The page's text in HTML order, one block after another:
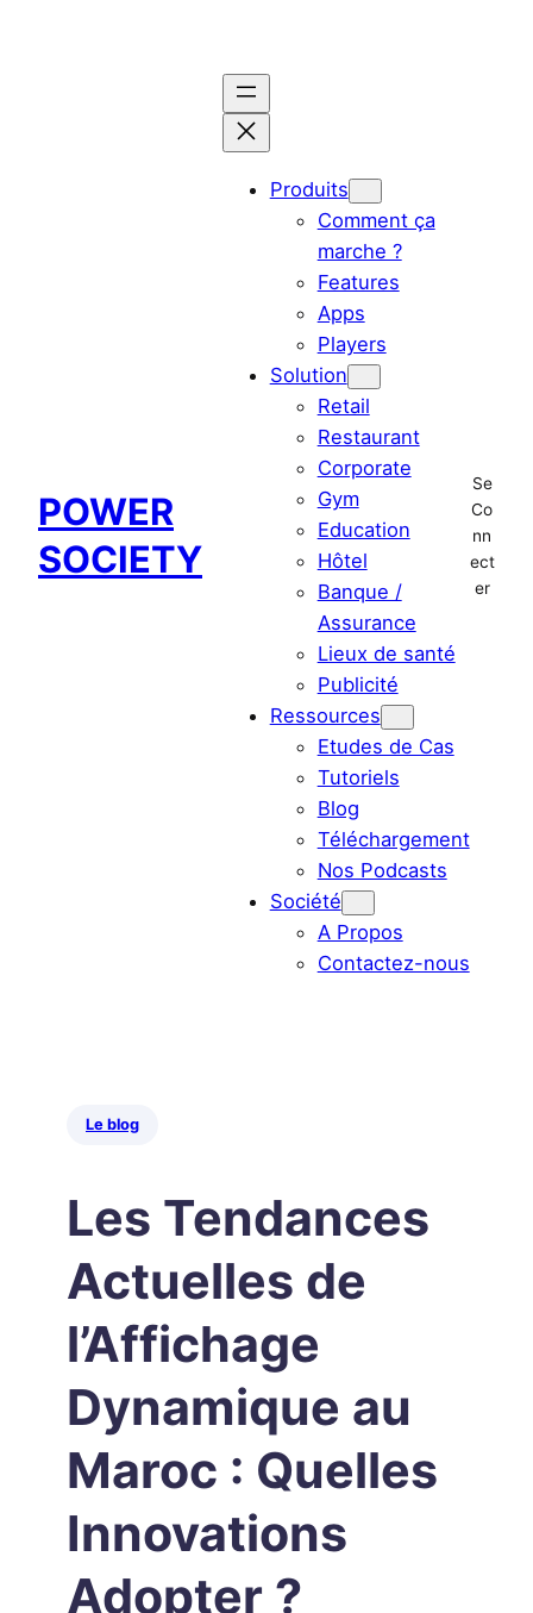
POWER
SOCIETY
Produits
Comment ça
marche ?
Features
Apps
Players
Solution
Retail
Restaurant
Corporate
Gym
Education
Hôtel
Banque /
Assurance
Lieux de santé
Publicité
Ressources
Etudes de Cas
Tutoriels
Blog
Téléchargement
Nos Podcasts
Société
A Propos
Contactez-nous
Se
Co
nn
ect
er
Le blog
Les Tendances
Actuelles de
l’Affichage
Dynamique au
Maroc : Quelles
Innovations
Adopter ?